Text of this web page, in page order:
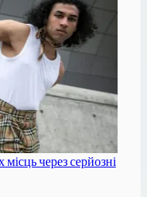
через серйозні